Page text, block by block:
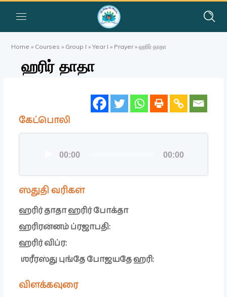
Home » Courses » Group I »Year I » Prayer»ஹரிர் தாதா
ஹரிர் தாதா
கேட்பொலி
00:00 00:00
ஸ்துதி வரிகள்
ஹரிர் தாதா ஹரிர் போக்தா
ஹரிரன்னம் ப்ரஜாபதி:
ஹரிர் விப்ர:
ஶரீரஸ்து புங்தே போஜயதே ஹரி:
விளக்கவுரை